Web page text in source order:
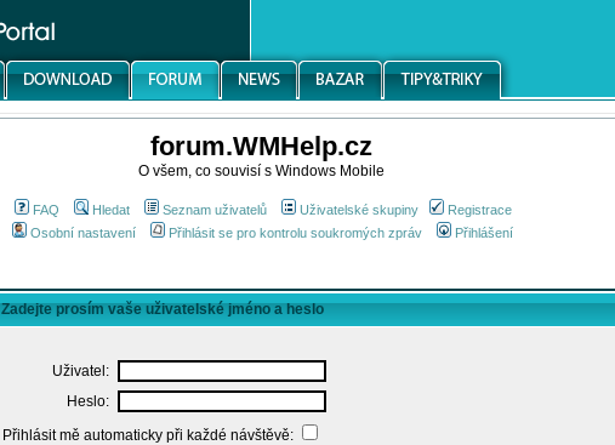
forum.WMHelp.cz
O všem, co souvisí s Windows Mobile
FAQ Hledat Seznam uživatelů Uživatelské skupiny
Registrace
Osobní nastavení
Přihlásit se pro kontrolu soukromých zpráv Přihlášení
Zadejte prosím vaše uživatelské jméno a heslo
Uživatel:
Heslo:
Přihlásit mě automaticky při každé návštěvě: